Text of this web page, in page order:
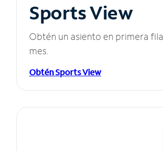
Sports View
Obtén un asiento en primera
mes.
Obtén Sports View